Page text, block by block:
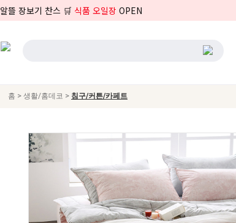
알뜰 장보기 찬스 🛒 식품 오일장 OPEN
홈 > 생활/홈데코 > 침구/커튼/카페트